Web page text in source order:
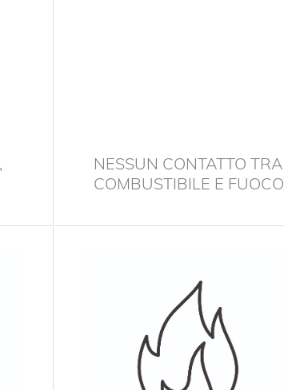
NESSUN CONTATTO TRA
COMBUSTIBILE E FUOCO